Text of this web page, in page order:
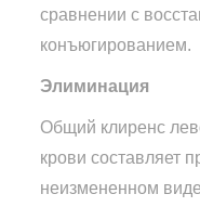
сравнении с
конъюгированием.
Элиминация
Общий клиренс
крови составляет
неизмененном